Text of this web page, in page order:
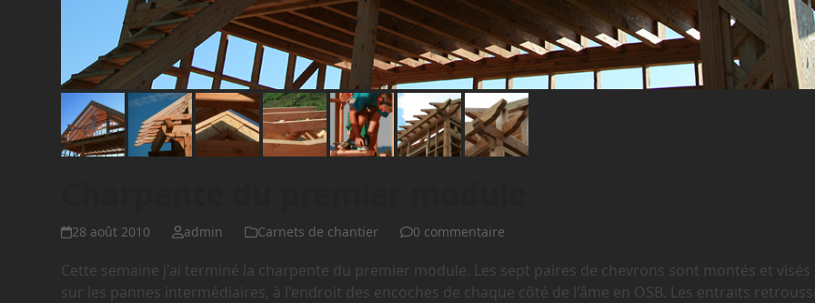
28 août 2010 admin Carnets de chantier 0 commentaire
Cette semaine j'ai terminé la charpente du premier module. Les sept paires de chevrons sont montés et visés
sur les pannes intermédiaires, à l'endroit des encoches de chaque côté de l'âme en OSB. Les entraits